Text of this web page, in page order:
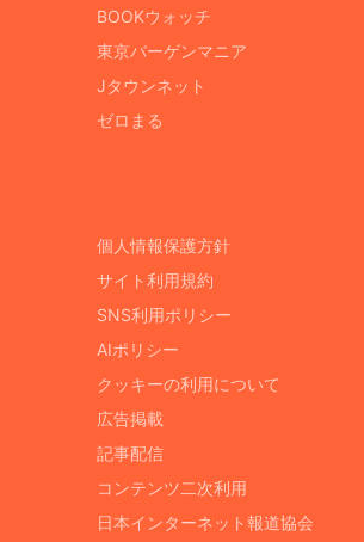
BOOKウォッチ
東京バーゲンマニア
Jタウンネット
ゼロまる
個人情報保護方針
サイト利用規約
SNS利用ポリシー
AIポリシー
クッキーの利用について
広告掲載
記事配信
コンテンツ二次利用
日本インターネット報道協会